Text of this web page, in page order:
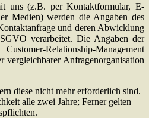
uns (z.B. per Kontaktformular, E-
Medien) werden die Angaben des
und deren Abwicklung
verarbeitet. Die Angaben der
Relationship-Management
vergleichbarer Anfragenorganisation
diese nicht mehr erforderlich sind.
alle zwei Jahre; Ferner gelten